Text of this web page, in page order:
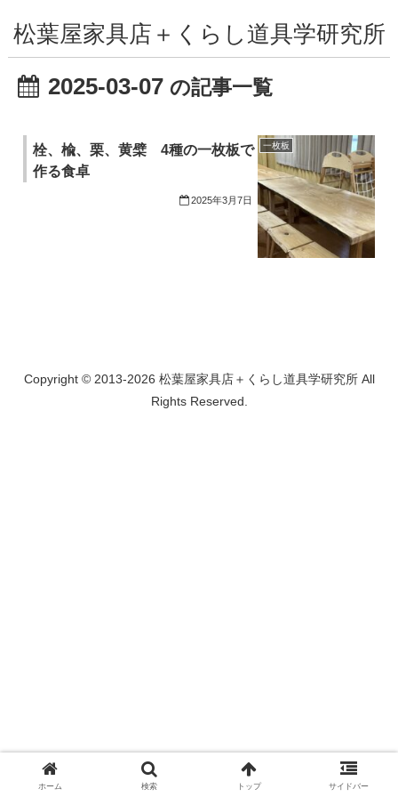
松葉屋家具店＋くらし道具学研究所
2025-03-07 の記事一覧
一枚板
栓、楡、栗、黄檗 4種の一枚板で
作る食卓
2025年3月7日
Copyright © 2013-2026 松葉屋家具店＋くらし道具学研究所 All
Rights Reserved.
ホーム 検索 トップ サイドバー